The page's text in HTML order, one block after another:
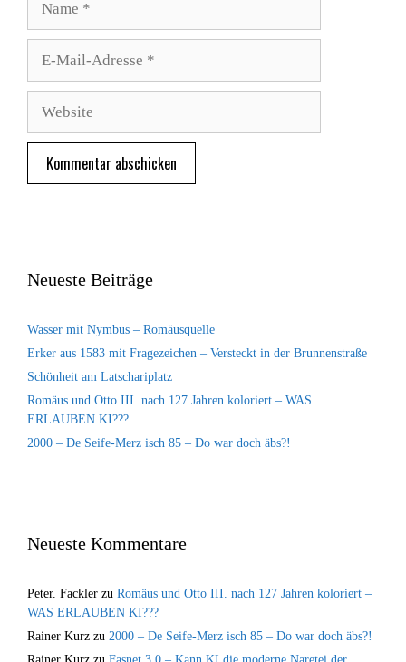
Adresse
Neueste Beiträge
Wasser mit Nymbus – Romäusquelle
Erker aus 1583 mit Fragezeichen – Versteckt in der Brunnenstraße
Schönheit am Latschariplatz
Romäus und Otto III. nach 127 Jahren koloriert – WAS
ERLAUBEN KI???
2000 – De Seife-Merz isch 85 – Do war doch äbs?!
Neueste Kommentare
Peter. Fackler zu Romäus und Otto III. nach 127 Jahren koloriert –
WAS ERLAUBEN KI???
Rainer Kurz zu 2000 – De Seife-Merz isch 85 – Do war doch äbs?!